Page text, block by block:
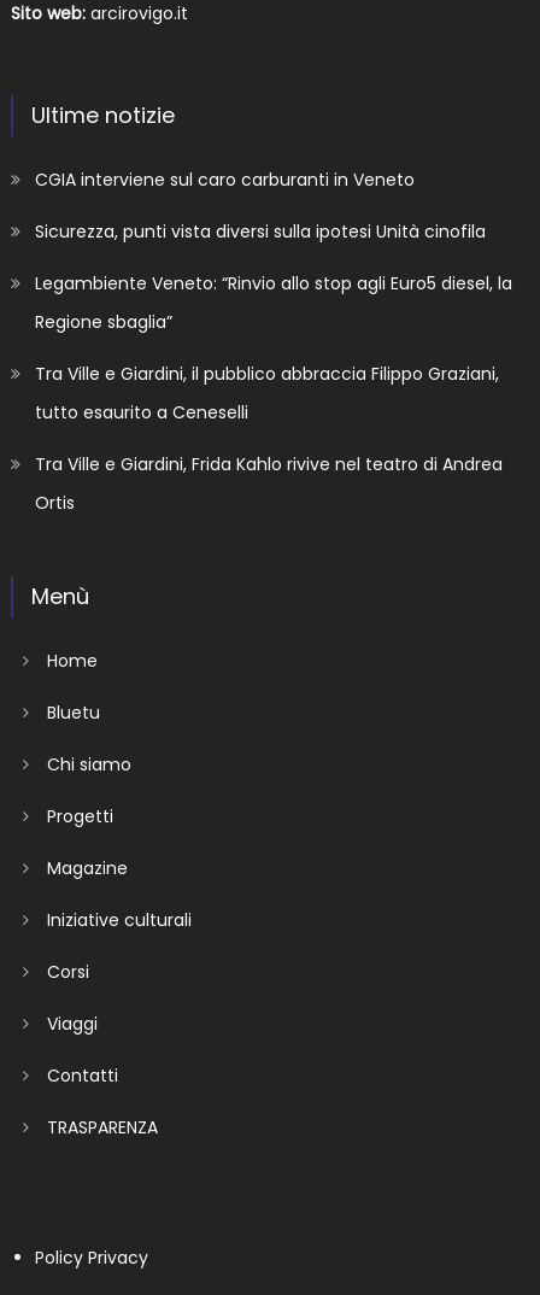
Sito web: arcirovigo.it
Ultime notizie
CGIA interviene sul caro carburanti in Veneto
Sicurezza, punti vista diversi sulla ipotesi Unità cinofila
Legambiente Veneto: “Rinvio allo stop agli Euro5 diesel, la
Regione sbaglia”
Tra Ville e Giardini, il pubblico abbraccia Filippo Graziani,
tutto esaurito a Ceneselli
Tra Ville e Giardini, Frida Kahlo rivive nel teatro di Andrea
Ortis
Menù
Home
Bluetu
Chi siamo
Progetti
Magazine
Iniziative culturali
Corsi
Viaggi
Contatti
TRASPARENZA
Policy Privacy